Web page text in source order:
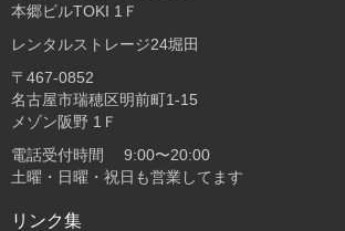
本郷ビルTOKI 1Ｆ
レンタルストレージ24堀田
〒467-0852
名古屋市瑞穂区明前町1-15
メゾン阪野 1Ｆ
電話受付時間 9:00〜20:00
土曜・日曜・祝日も営業してます
リンク集